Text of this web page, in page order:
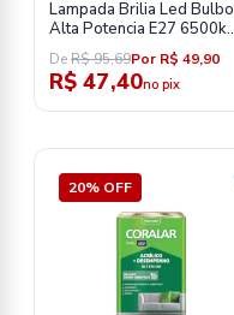
Lampada Brilia Led Bulbo
Alta Potencia E27 6500k
50w Biv
DeR$ 95,69Por R$ 49,90
R$ 47,40no pix
20% OFF